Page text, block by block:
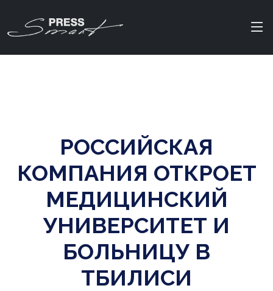
РОССИЙСКАЯ
КОМПАНИЯ ОТКРОЕТ
МЕДИЦИНСКИЙ
УНИВЕРСИТЕТ И
БОЛЬНИЦУ В
ТБИЛИСИ